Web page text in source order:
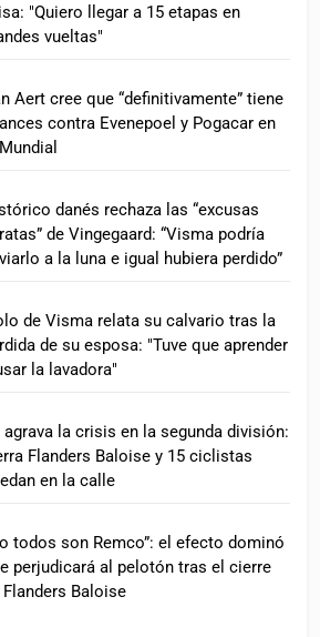
"Quiero llegar a 15 etapas en
vueltas"
Aert cree que “definitivamente” tiene
contra Evenepoel y Pogacar en
danés rechaza las “excusas
de Vingegaard: “Visma podría
a la luna e igual hubiera perdido”
de Visma relata su calvario tras la
de su esposa: "Tuve que aprender
la lavadora"
agrava la crisis en la segunda división:
Flanders Baloise y 15 ciclistas
en la calle
todos son Remco”: el efecto dominó
perjudicará al pelotón tras el cierre
Flanders Baloise